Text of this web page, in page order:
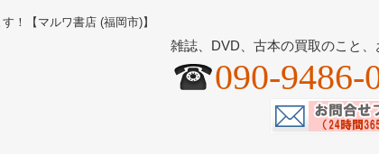
！【マルワ書店 (福岡市)】
雑誌、DVD、古本の買取のこと、
090-9486-